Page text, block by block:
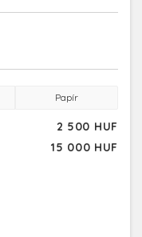
Papír
2 500 HUF
15 000 HUF